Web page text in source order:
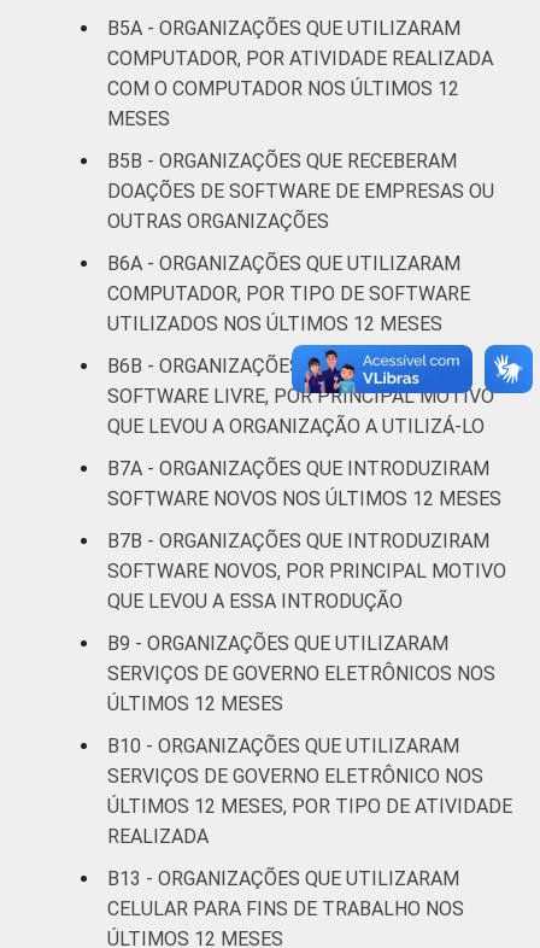
Religião
Saúde e
assistência
8
Outros 3 96
Fonte: CGI.br/NIC.br, Centro Regional de
Estudos para o Desenvolvimento da
Sociedade da Informação (Cetic.br),
Pesquisa sobre o uso das Tecnologias de
Informação e Comunicação nas organizações
sem fins lucrativos brasileiras - TIC
Organizações Sem Fins Lucrativos 2016
B5A - ORGANIZAÇÕES QUE UTILIZARAM
COMPUTADOR, POR ATIVIDADE REALIZADA
COM O COMPUTADOR NOS ÚLTIMOS 12
MESES
B5B - ORGANIZAÇÕES QUE RECEBERAM
DOAÇÕES DE SOFTWARE DE EMPRESAS OU
OUTRAS ORGANIZAÇÕES
B6A - ORGANIZAÇÕES QUE UTILIZARAM
COMPUTADOR, POR TIPO DE SOFTWARE
UTILIZADOS NOS ÚLTIMOS 12 MESES
B6B - ORGANIZAÇÕES QUE UTILIZARAM
SOFTWARE LIVRE, POR PRINCIPAL MOTIVO
QUE LEVOU A ORGANIZAÇÃO A UTILIZÁ-LO
B7A - ORGANIZAÇÕES QUE INTRODUZIRAM
SOFTWARE NOVOS NOS ÚLTIMOS 12 MESES
B7B - ORGANIZAÇÕES QUE INTRODUZIRAM
SOFTWARE NOVOS, POR PRINCIPAL MOTIVO
QUE LEVOU A ESSA INTRODUÇÃO
B9 - ORGANIZAÇÕES QUE UTILIZARAM
SERVIÇOS DE GOVERNO ELETRÔNICOS NOS
ÚLTIMOS 12 MESES
B10 - ORGANIZAÇÕES QUE UTILIZARAM
SERVIÇOS DE GOVERNO ELETRÔNICO NOS
ÚLTIMOS 12 MESES, POR TIPO DE ATIVIDADE
REALIZADA
B13 - ORGANIZAÇÕES QUE UTILIZARAM
CELULAR PARA FINS DE TRABALHO NOS
ÚLTIMOS 12 MESES